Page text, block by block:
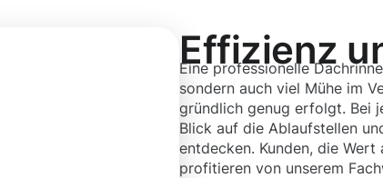
Effizienz
Eine professionelle
sondern auch viel Mühe im
gründlich genug erfolgt. Bei
Blick auf die Ablaufstellen
entdecken. Kunden, die
profitieren von unserem